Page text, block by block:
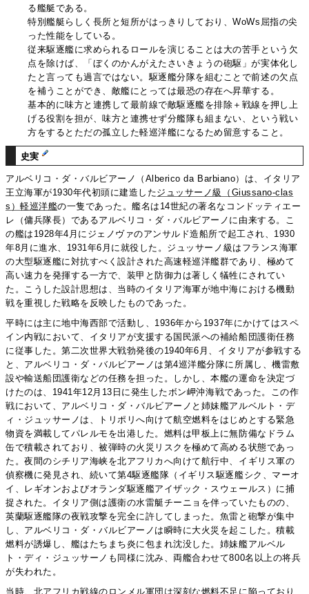
る艦艇である。
特別艦艇らしく長所と短所がはっきりしており、WoWs屈指の尖
った性能をしている。
従来駆逐艦に求められるロールを演じることは大の苦手という欠
点を除けば、「ぼくのかんがえたさいきょうの砲駆」が実体化し
たと言っても過言ではない。駆逐艦分隊を組むことで前述の欠点
を補うことができ、敵艦にとっては最恐の存在へ昇華する。
基本的に味方と連携して最前線で敵駆逐艦を排除＋戦線を押し上
げる役割を担が、味方と連携せず分艦隊も組まない、という戦い
方をするとただの孤立した軽巡洋艦になるため留意すること。
史実
アルベリコ・ダ・バルビアーノ（Alberico da Barbiano）は、イタリア
王立海軍が1930年代初頭に建造したジュッサーノ級（Giussano-clas
s）軽巡洋艦の一隻であった。艦名は14世紀の著名なコンドッティエー
レ（傭兵隊長）であるアルベリコ・ダ・バルビアーノに由来する。こ
の艦は1928年4月にジェノヴァのアンサルド造船所で起工され、1930
年8月に進水、1931年6月に就役した。ジュッサーノ級はフランス海軍
の大型駆逐艦に対抗すべく設計された高速軽巡洋艦群であり、極めて
高い速力を発揮する一方で、装甲と防御力は著しく犠牲にされてい
た。こうした設計思想は、当時のイタリア海軍が地中海における機動
戦を重視した戦略を反映したものであった。
平時には主に地中海西部で活動し、1936年から1937年にかけてはスペ
イン内戦において、イタリアが支援する国民派への補給船団護衛任務
に従事した。第二次世界大戦勃発後の1940年6月、イタリアが参戦する
と、アルベリコ・ダ・バルビアーノは第4巡洋艦分隊に所属し、機雷敷
設や輸送船団護衛などの任務を担った。しかし、本艦の運命を決定づ
けたのは、1941年12月13日に発生したボン岬沖海戦であった。この作
戦において、アルベリコ・ダ・バルビアーノと姉妹艦アルベルト・デ
ィ・ジュッサーノは、トリポリへ向けて航空燃料をはじめとする緊急
物資を満載してパレルモを出港した。燃料は甲板上に無防備なドラム
缶で積載されており、被弾時の火災リスクを極めて高める状態であっ
た。夜間のシチリア海峡を北アフリカへ向けて航行中、イギリス軍の
偵察機に発見され、続いて第4駆逐艦隊（イギリス駆逐艦シク、マーオ
イ、レギオンおよびオランダ駆逐艦アイザック・スウェールス）に捕
捉された。イタリア側は護衛の水雷艇チーニョを伴っていたものの、
英蘭駆逐艦隊の夜戦攻撃を完全に許してしまった。魚雷と砲撃が集中
し、アルベリコ・ダ・バルビアーノは瞬時に大火災を起こした。積載
燃料が誘爆し、艦はたちまち炎に包まれ沈没した。姉妹艦アルベル
ト・ディ・ジュッサーノも同様に沈み、両艦合わせて800名以上の将兵
が失われた。
当時、北アフリカ戦線のロンメル軍団は深刻な燃料不足に陥っており